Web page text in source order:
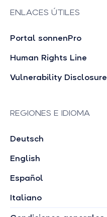
ENLACES ÚTILES
Portal sonnenPro
Human Rights Line
Vulnerability Disclosure
REGIONES E IDIOMA
Deutsch
English
Español
Italiano